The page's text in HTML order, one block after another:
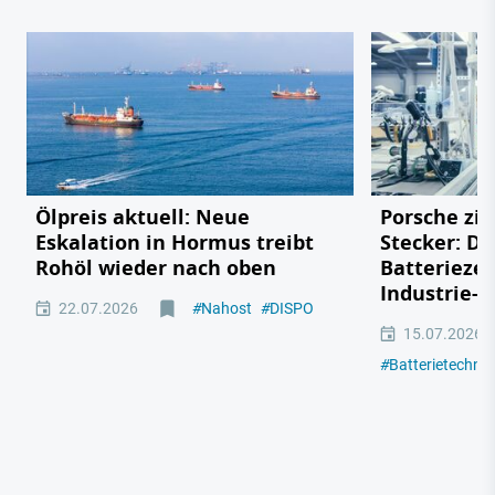
Ölpreis aktuell: Neue
Eskalation in Hormus treibt
Rohöl wieder nach oben
22.07.2026 #Nahost #DISPO
Porsche
Stecker:
Industrie-
15.07.2026
#